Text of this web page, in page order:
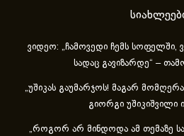
ვიდეო: „ჩამოვედი ჩემს სოფელში,
სადაც გავიზარდე“ –
„უშიკას გაუმარჯოს! მაგარ
გიორგი უშიკიშვილი
„როგორ არ მინდოდა ამ თემაზე